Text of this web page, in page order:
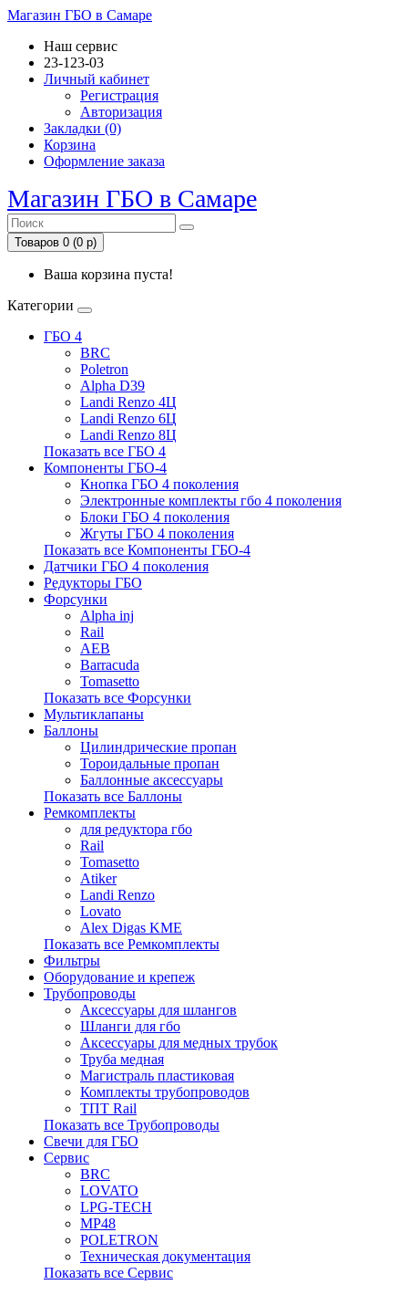
Магазин ГБО в Самаре
Наш сервис
23-123-03
Личный кабинет
Регистрация
Авторизация
Закладки (0)
Корзина
Оформление заказа
Магазин ГБО в Самаре
Товаров 0 (0 р)
Ваша корзина пуста!
Категории
ГБО 4
BRC
Poletron
Alpha D39
Landi Renzo 4Ц
Landi Renzo 6Ц
Landi Renzo 8Ц
Показать все ГБО 4
Компоненты ГБО-4
Кнопка ГБО 4 поколения
Электронные комплекты гбо 4 поколения
Блоки ГБО 4 поколения
Жгуты ГБО 4 поколения
Показать все Компоненты ГБО-4
Датчики ГБО 4 поколения
Редукторы ГБО
Форсунки
Alpha inj
Rail
AEB
Barracuda
Tomasetto
Показать все Форсунки
Мультиклапаны
Баллоны
Цилиндрические пропан
Тороидальные пропан
Баллонные аксессуары
Показать все Баллоны
Ремкомплекты
для редуктора гбо
Rail
Tomasetto
Atiker
Landi Renzo
Lovato
Alex Digas KME
Показать все Ремкомплекты
Фильтры
Оборудование и крепеж
Трубопроводы
Аксессуары для шлангов
Шланги для гбо
Аксессуары для медных трубок
Труба медная
Магистраль пластиковая
Комплекты трубопроводов
ТПТ Rail
Показать все Трубопроводы
Свечи для ГБО
Сервис
BRC
LOVATO
LPG-TECH
MP48
POLETRON
Техническая документация
Показать все Сервис